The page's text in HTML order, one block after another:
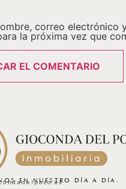
correo electrónico
la próxima vez que
EN NUESTRO DÍA A DÍA.